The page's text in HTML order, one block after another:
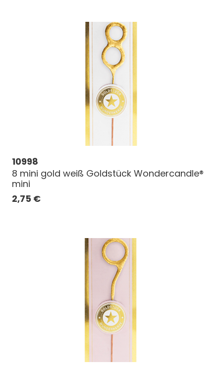
10998
8 mini gold weiß Goldstück Wondercandle®
mini
2,75 €